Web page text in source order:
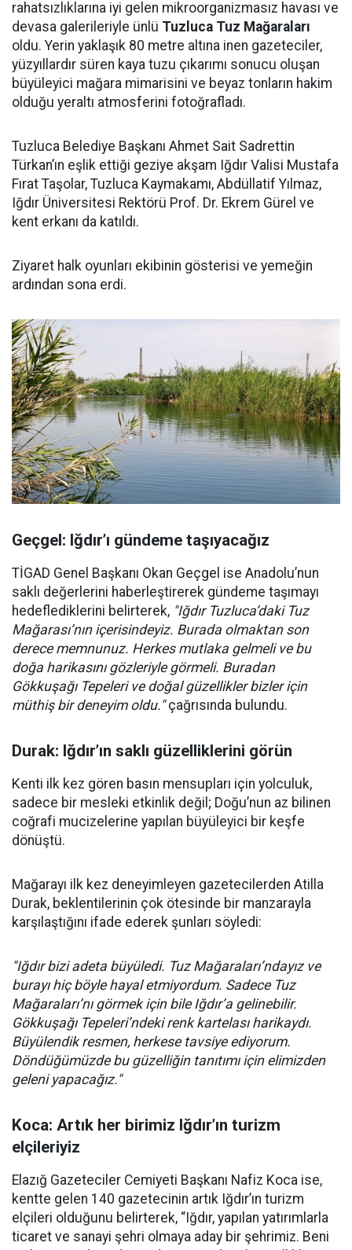
rahatsızlıklarına iyi gelen mikroorganizmasız havası ve
devasa galerileriyle ünlü Tuzluca Tuz Mağaraları
oldu. Yerin yaklaşık 80 metre altına inen gazeteciler,
yüzyıllardır süren kaya tuzu çıkarımı sonucu oluşan
büyüleyici mağara mimarisini ve beyaz tonların hakim
olduğu yeraltı atmosferini fotoğrafladı.
Tuzluca Belediye Başkanı Ahmet Sait Sadrettin
Türkan’ın eşlik ettiği geziye akşam Iğdır Valisi Mustafa
Fırat Taşolar, Tuzluca Kaymakamı, Abdüllatif Yılmaz,
Iğdır Üniversitesi Rektörü Prof. Dr. Ekrem Gürel ve
kent erkanı da katıldı.
Ziyaret halk oyunları ekibinin gösterisi ve yemeğin
ardından sona erdi.
Geçgel: Iğdır’ı gündeme taşıyacağız
TİGAD Genel Başkanı Okan Geçgel ise Anadolu’nun
saklı değerlerini haberleştirerek gündeme taşımayı
hedeflediklerini belirterek, "Iğdır Tuzluca’daki Tuz
Mağarası’nın içerisindeyiz. Burada olmaktan son
derece memnunuz. Herkes mutlaka gelmeli ve bu
doğa harikasını gözleriyle görmeli. Buradan
Gökkuşağı Tepeleri ve doğal güzellikler bizler için
müthiş bir deneyim oldu."çağrısında bulundu.
Durak: Iğdır’ın saklı güzelliklerini görün
Kenti ilk kez gören basın mensupları için yolculuk,
sadece bir mesleki etkinlik değil; Doğu’nun az bilinen
coğrafi mucizelerine yapılan büyüleyici bir keşfe
dönüştü.
Mağarayı ilk kez deneyimleyen gazetecilerden Atilla
Durak, beklentilerinin çok ötesinde bir manzarayla
karşılaştığını ifade ederek şunları söyledi:
"Iğdır bizi adeta büyüledi. Tuz Mağaraları’ndayız ve
burayı hiç böyle hayal etmiyordum. Sadece Tuz
Mağaraları’nı görmek için bile Iğdır’a gelinebilir.
Gökkuşağı Tepeleri’ndeki renk kartelası harikaydı.
Büyülendik resmen, herkese tavsiye ediyorum.
Döndüğümüzde bu güzelliğin tanıtımı için elimizden
geleni yapacağız."
Koca: Artık her birimiz Iğdır’ın turizm
elçileriyiz
Elazığ Gazeteciler Cemiyeti Başkanı Nafiz Koca ise,
kentte gelen 140 gazetecinin artık Iğdır’ın turizm
elçileri olduğunu belirterek, “Iğdır, yapılan yatırımlarla
ticaret ve sanayi şehri olmaya aday bir şehrimiz. Beni